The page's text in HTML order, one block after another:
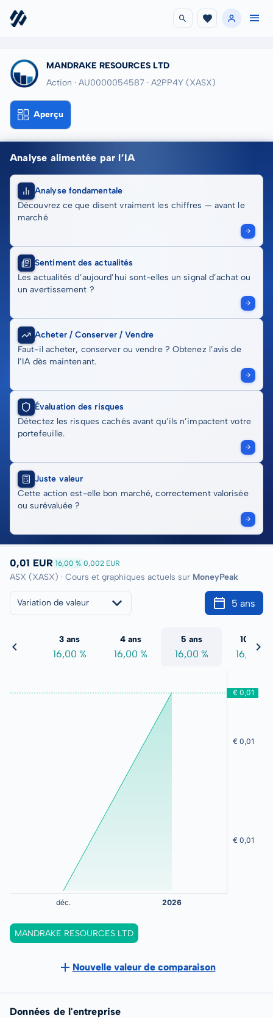
MANDRAKE RESOURCES LTD
Action · AU0000054587 · A2PP4Y (XASX)
Aperçu
Analyse alimentée par l’IA
Analyse fondamentale
Découvrez ce que disent vraiment les chiffres — avant le
marché
Sentiment des actualités
Les actualités d’aujourd’hui sont-elles un signal d’achat ou
un avertissement ?
Acheter / Conserver / Vendre
Faut-il acheter, conserver ou vendre ? Obtenez l’avis de
l’IA dès maintenant.
Évaluation des risques
Détectez les risques cachés avant qu’ils n’impactent votre
portefeuille.
Juste valeur
Cette action est-elle bon marché, correctement valorisée
ou surévaluée ?
0,01 EUR 16,00 % 0,002 EUR
ASX (XASX) · Cours et graphiques actuels sur MoneyPeak
Variation de valeur 5 ans
%
3 ans
16,00 %
4 ans
16,00 %
5 ans
16,00 %
10 ans
16,00 %
MANDRAKE RESOURCES LTD
Nouvelle valeur de comparaison
Données de l'entreprise